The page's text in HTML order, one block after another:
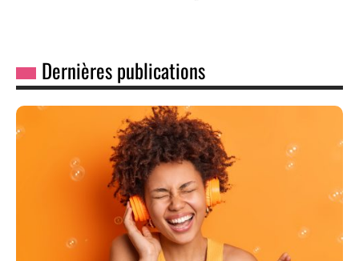
Les larmes étincelantes de Boris Maurussane
ParBeachboy6 juillet 2026
Dernières publications